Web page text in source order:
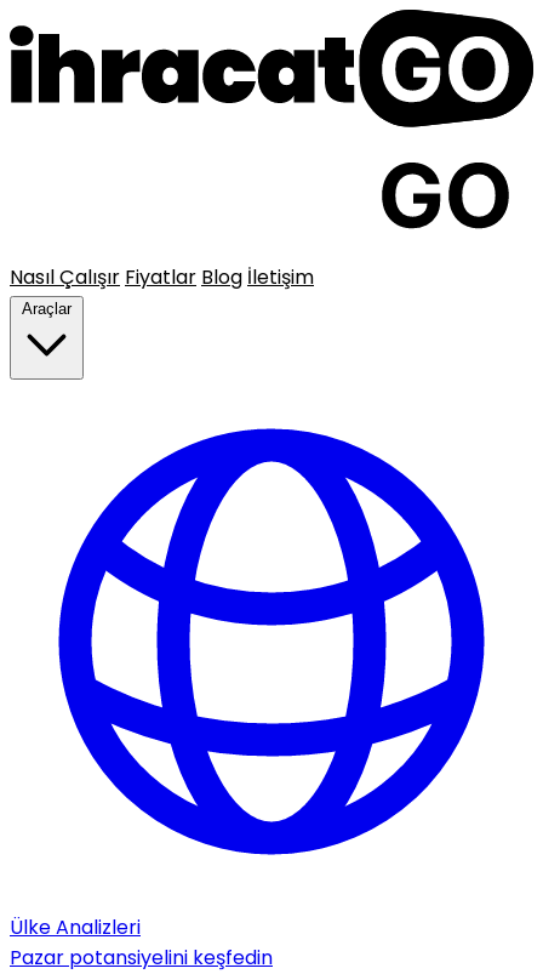
Nasıl Çalışır Fiyatlar Blog İletişim
Araçlar
Ülke Analizleri
Pazar potansiyelini keşfedin